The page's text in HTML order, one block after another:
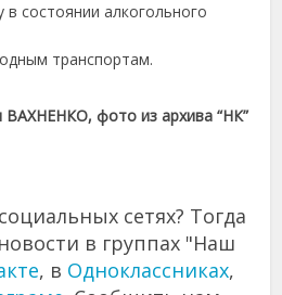
в состоянии алкогольного
транспортам.
ВАХНЕНКО, фото из архива “НК”
сетях? Тогда
в группах "Наш
, в Одноклассниках,